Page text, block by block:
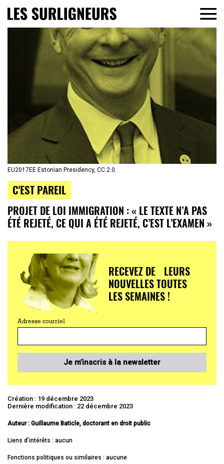
EU2017EE Estonian Presidency, CC 2.0.
C'EST PAREIL
PROJET DE LOI IMMIGRATION : « LE TEXTE N’A PAS
ÉTÉ REJETÉ, CE QUI A ÉTÉ REJETÉ, C’EST L’EXAMEN »
RECEVEZ DE LEURS
NOUVELLES TOUTES
LES SEMAINES !
Adresse courriel
Je m’inscris à la newsletter
Création : 19 décembre 2023
Dernière modification : 22 décembre 2023
Auteur : Guillaume Baticle, doctorant en droit public
Liens d’intérêts : aucun
Fonctions politiques ou similaires : aucune